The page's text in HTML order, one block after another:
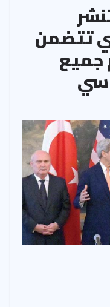
تتضمن
جميع